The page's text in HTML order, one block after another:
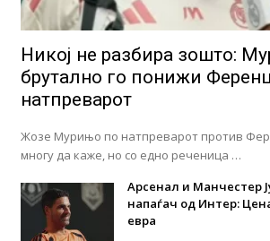
Никој не разбира зошто:
брутално го понижи
натпреварот
Жозе Мурињо по натпреварот против
многу да каже, но со едно реченица …
Арсенал и Манчестер
напаѓач од Интер:
евра